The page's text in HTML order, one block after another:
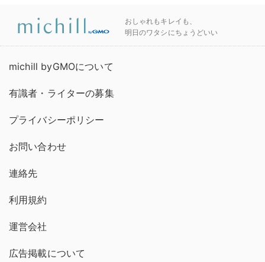
おしゃれもキレイも、
明日のワタシにちょうどいい
michill byGMOについて
有識者・ライターの募集
プライバシーポリシー
お問い合わせ
連絡先
利用規約
運営会社
広告掲載について